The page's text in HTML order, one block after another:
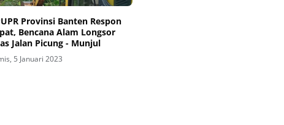
Provinsi Banten Respon
Bencana Alam Longsor
Jalan Picung - Munjul
5 Januari 2023